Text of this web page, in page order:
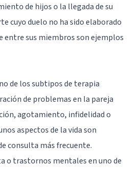
de hijos o la llegada de su
cuyo duelo no ha sido elaborado
sus miembros son ejemplos
de los subtipos de terapia
de problemas en la pareja
agotamiento, infidelidad o
aspectos de la vida son
consulta más frecuente.
o trastornos mentales en uno de